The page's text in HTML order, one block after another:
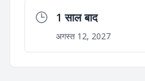
1 साल बाद
अगस्त 12, 2027